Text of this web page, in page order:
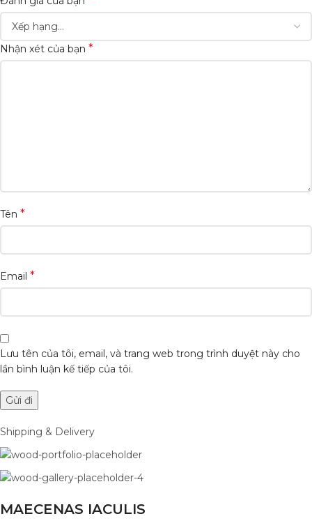
Nhận xét của bạn *
Tên *
Email *
Lưu tên của tôi, email, và trang web trong trình duyệt này cho
lần bình luận kế tiếp của tôi.
Shipping & Delivery
MAECENAS IACULIS